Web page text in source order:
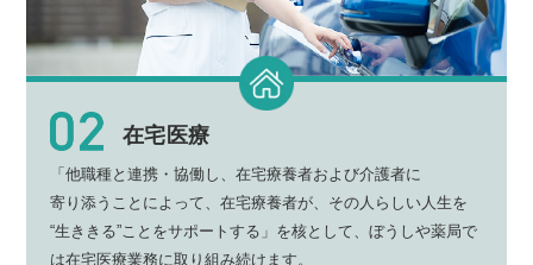
在宅医療
「他職種と連携・協働し、在宅療養者および介護者に
寄り添う ことによって、在宅療養者が、その人らしい 人生を
“生ききる” ことをサポートする」を核として、ぼうしや薬局で
は在宅医療業務に取り組み続けます。